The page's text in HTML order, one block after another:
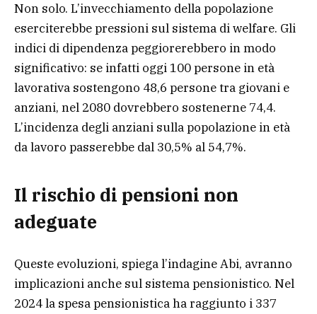
Non solo. L’invecchiamento della popolazione
eserciterebbe pressioni sul sistema di welfare. Gli
indici di dipendenza peggiorerebbero in modo
significativo: se infatti oggi 100 persone in età
lavorativa sostengono 48,6 persone tra giovani e
anziani, nel 2080 dovrebbero sostenerne 74,4.
L’incidenza degli anziani sulla popolazione in età
da lavoro passerebbe dal 30,5% al 54,7%.
Il rischio di pensioni non
adeguate
Queste evoluzioni, spiega l’indagine Abi, avranno
implicazioni anche sul sistema pensionistico. Nel
2024 la spesa pensionistica ha raggiunto i 337